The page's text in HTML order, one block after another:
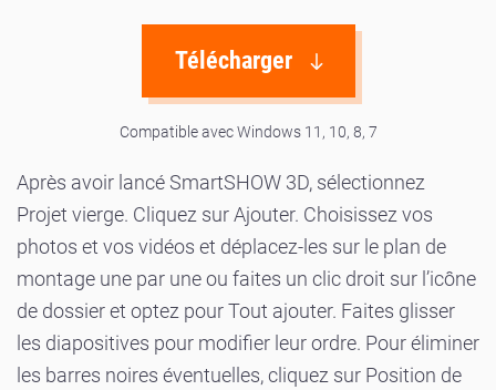
Télécharger
Compatible avec Windows 11, 10, 8, 7
Après avoir lancé SmartSHOW 3D, sélectionnez
Projet vierge. Cliquez sur Ajouter. Choisissez vos
photos et vos vidéos et déplacez-les sur le plan de
montage une par une ou faites un clic droit sur l’icône
de dossier et optez pour Tout ajouter. Faites glisser
les diapositives pour modifier leur ordre. Pour éliminer
les barres noires éventuelles, cliquez sur Position de